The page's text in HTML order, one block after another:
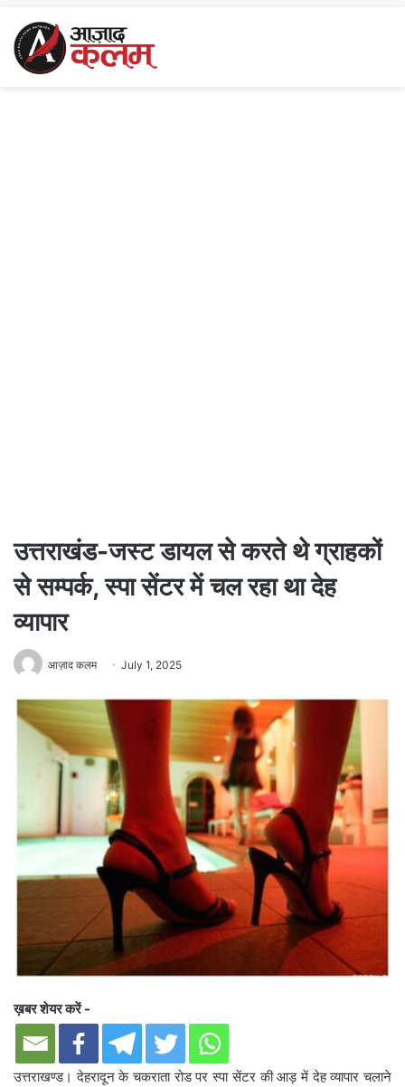
उत्तराखंड-जस्ट डायल से करते थे ग्राहकों
से सम्पर्क, स्पा सेंटर में चल रहा था देह
व्यापार
आज़ाद कलम July 1, 2025
ख़बर शेयर करें -
उत्तराखण्ड। देहरादून के चकराता रोड पर स्पा सेंटर की आड़ में देह व्यापार चलाने